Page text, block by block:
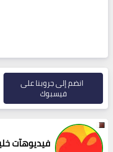
انضم إلى جروبنا على
فيسبوك
فيديوهآت